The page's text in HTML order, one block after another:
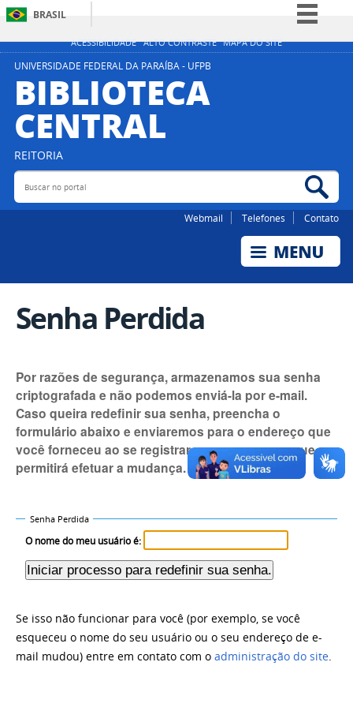
ACESSIBILIDADE ALTO CONTRASTE MAPA DO SITE
BRASIL
Simplifique!
UNIVERSIDADE FEDERAL DA PARAÍBA - UFPB
BIBLIOTECA
CENTRAL
REITORIA
Buscar no portal
Webmail Telefones Contato
Senha Perdida
Por razões de segurança, armazenamos sua senha
criptografada e não podemos enviá-la por e-mail.
Caso queira redefinir sua senha, preencha o
formulário abaixo e enviaremos para o endereço que
você forneceu ao se registrar uma mensagem que
permitirá efetuar a mudança.
Senha Perdida
O nome do meu usuário é:
Se isso não funcionar para você (por exemplo, se você
esqueceu o nome do seu usuário ou o seu endereço de e-
mail mudou) entre em contato com o administração do site.